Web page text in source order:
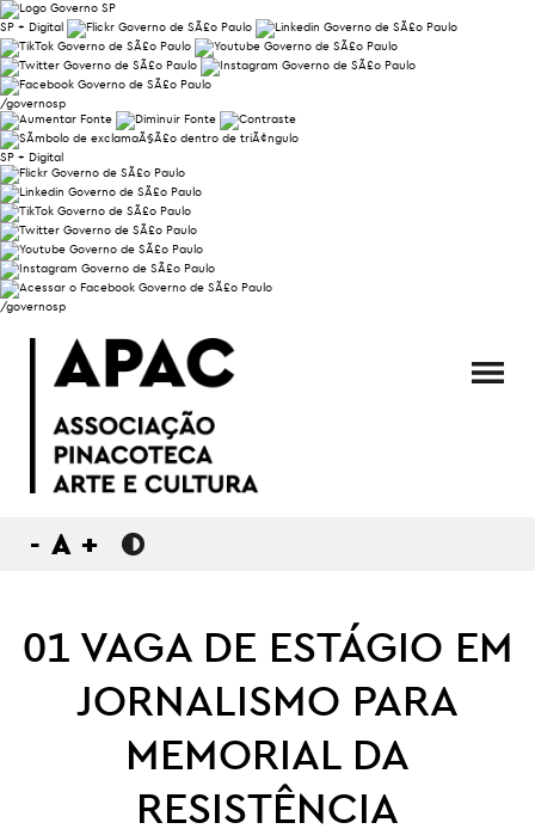
SP + Digital
/governosp
SP + Digital
/governosp
- A +
01 VAGA DE ESTÁGIO EM
JORNALISMO PARA
MEMORIAL DA
RESISTÊNCIA